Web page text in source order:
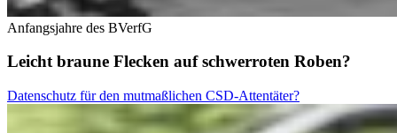
Anfangsjahre des BVerfG
Leicht braune Flecken auf schwerroten Roben?
Datenschutz für den mutmaßlichen CSD-Attentäter?